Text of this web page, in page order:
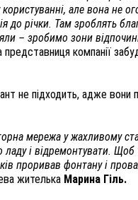
але вона не
до річки. Там зроблять
– зробимо зони
представниця компанії
не підходить, адже вони
мережа у жахливому
ладу і відремонтувати. Щоб
проривав фонтану і
жителька Марина Гіль.